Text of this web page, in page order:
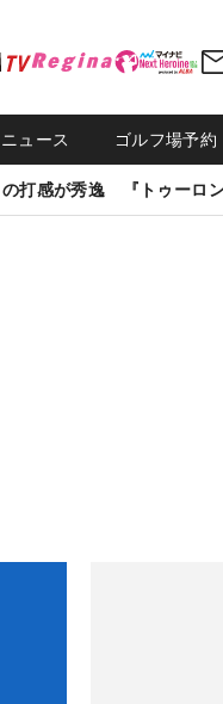
ュース ゴルフ場予約
打感が秀逸 『トゥーロン